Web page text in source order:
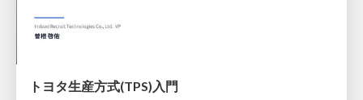
トヨタ⽣産⽅式(TPS)⼊⾨